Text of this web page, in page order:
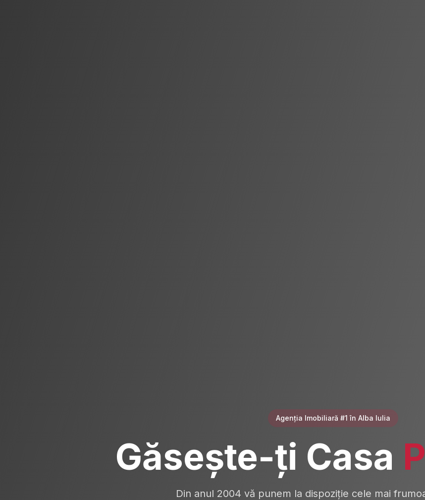
Agenția Imobiliară #1 în Alba Iulia
Găsește-ți Casa
Din anul 2004 vă punem la dispoziție cele mai